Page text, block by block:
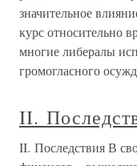
значительное
курс относительно
многие либералы
громогласного
II.
II. Последствия В